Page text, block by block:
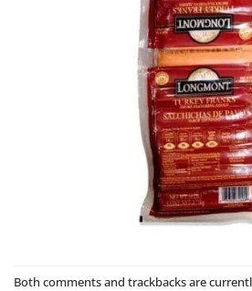
Both comments and trackbacks are